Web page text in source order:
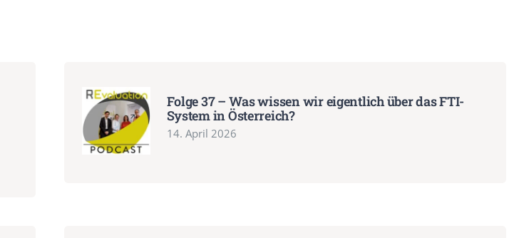
Folge 37 – Was wissen wir eigentlich über das FTI-
System in Österreich?
14. April 2026